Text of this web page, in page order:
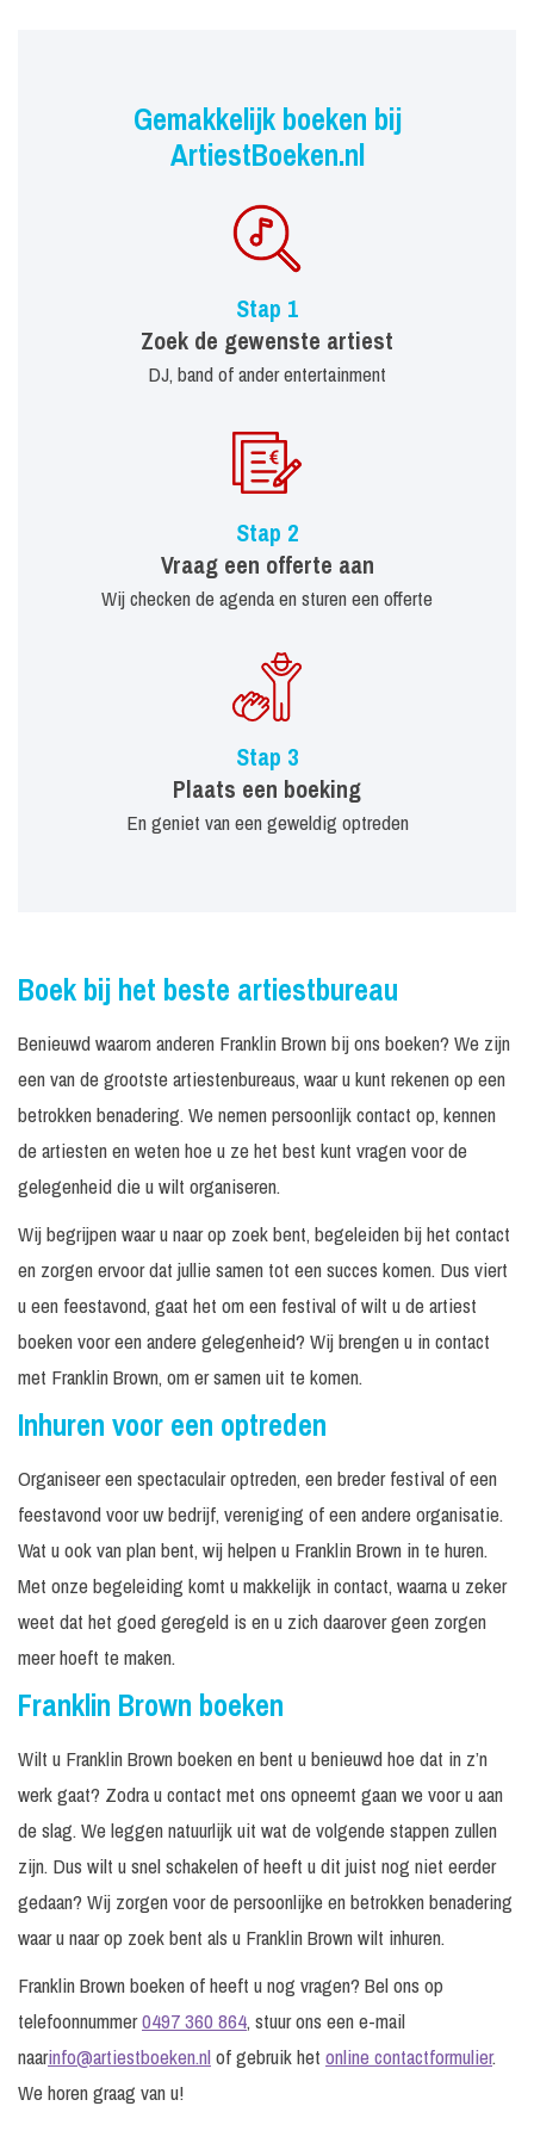
Gemakkelijk boeken bij
ArtiestBoeken.nl
Stap 1
Zoek de gewenste artiest
DJ, band of ander entertainment
Stap 2
Vraag een offerte aan
Wij checken de agenda en sturen een offerte
Stap 3
Plaats een boeking
En geniet van een geweldig optreden
Boek bij het beste artiestbureau
Benieuwd waarom anderen Franklin Brown bij ons boeken? We zijn
een van de grootste artiestenbureaus, waar u kunt rekenen op een
betrokken benadering. We nemen persoonlijk contact op, kennen
de artiesten en weten hoe u ze het best kunt vragen voor de
gelegenheid die u wilt organiseren.
Wij begrijpen waar u naar op zoek bent, begeleiden bij het contact
en zorgen ervoor dat jullie samen tot een succes komen. Dus viert
u een feestavond, gaat het om een festival of wilt u de artiest
boeken voor een andere gelegenheid? Wij brengen u in contact
met Franklin Brown, om er samen uit te komen.
Inhuren voor een optreden
Organiseer een spectaculair optreden, een breder festival of een
feestavond voor uw bedrijf, vereniging of een andere organisatie.
Wat u ook van plan bent, wij helpen u Franklin Brown in te huren.
Met onze begeleiding komt u makkelijk in contact, waarna u zeker
weet dat het goed geregeld is en u zich daarover geen zorgen
meer hoeft te maken.
Franklin Brown boeken
Wilt u Franklin Brown boeken en bent u benieuwd hoe dat in z’n
werk gaat? Zodra u contact met ons opneemt gaan we voor u aan
de slag. We leggen natuurlijk uit wat de volgende stappen zullen
zijn. Dus wilt u snel schakelen of heeft u dit juist nog niet eerder
gedaan? Wij zorgen voor de persoonlijke en betrokken benadering
waar u naar op zoek bent als u Franklin Brown wilt inhuren.
Franklin Brown boeken of heeft u nog vragen? Bel ons op
telefoonnummer0497 360 864, stuur ons een e-mail
naarinfo@artiestboeken.nlof gebruik het online contactformulier.
We horen graag van u!